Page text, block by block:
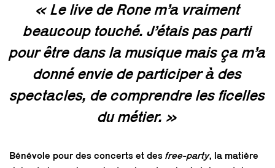
« Le live de Rone m’a vraiment
beaucoup touché. J’étais pas parti
pour être dans la musique mais ça m’a
donné envie de participer à des
spectacles, de comprendre les ficelles
du métier. »
Bénévole pour des concerts et des free-party, la matière